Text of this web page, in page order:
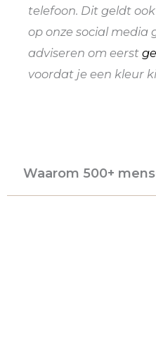
telefoon. Dit geldt ook
op onze social media
adviseren om eerst
voordat je een kleur
Waarom 500+